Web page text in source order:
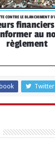
Twitter